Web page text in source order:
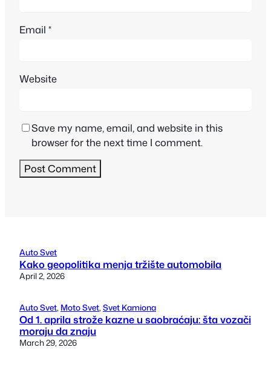
Email *
Website
Save my name, email, and website in this
browser for the next time I comment.
Auto Svet
Kako geopolitika menja tržište automobila
April 2, 2026
Auto Svet, Moto Svet, Svet Kamiona
Od 1. aprila strože kazne u saobraćaju: šta vozači
moraju da znaju
March 29, 2026